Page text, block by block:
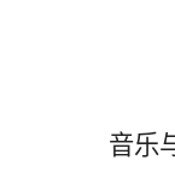
音乐